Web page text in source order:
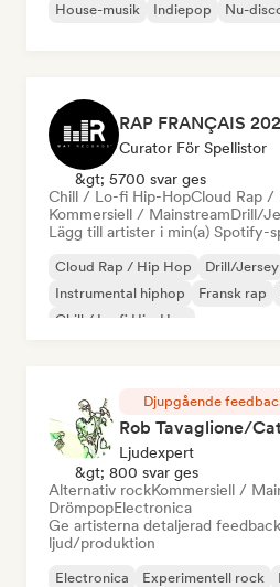
House-musik
Indiepop Nu-
Curator För Spellistor
&gt; 5700 svar ges
Chill / Lo-fi Hip-HopCloud Rap /
Kommersiell / MainstreamDrill/
Lägg till artister i min(a) Spotify-
Cloud Rap / Hip Hop Drill/Jersey
Instrumental hiphop
Fransk rap
Chill / Lo-fi Hip-Hop
Djupgående
Rob Tavaglione/
Ljudexpert
&gt; 800 svar ges
Alternativ rockKommersiell /
DrömpopElectronica
Ge artisterna detaljerad
ljud/produktion
Electronica Experimentell rock